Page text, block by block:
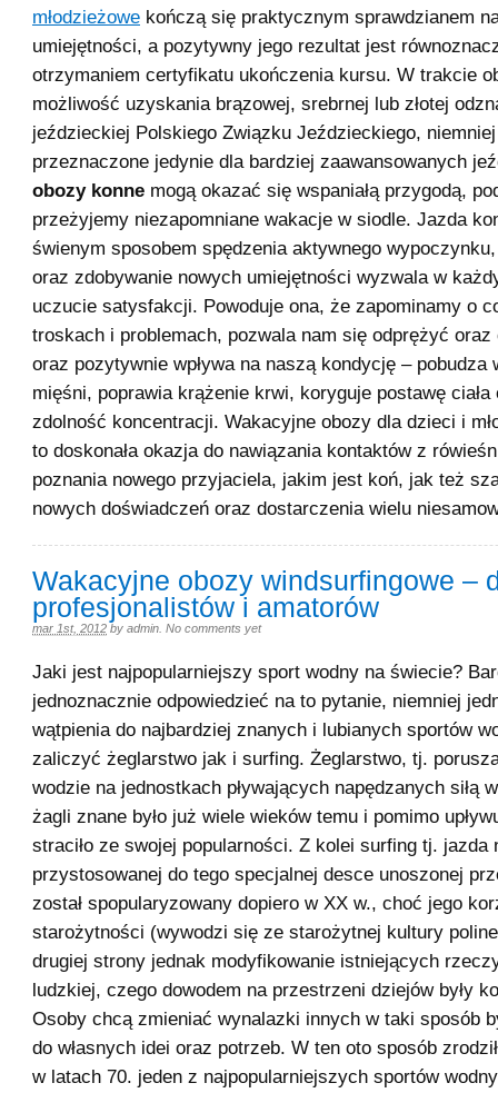
młodzieżowe kończą się praktycznym sprawdzianem
umiejętności, a pozytywny jego rezultat jest
otrzymaniem certyfikatu ukończenia kursu. W trakcie
możliwość uzyskania brązowej, srebrnej lub złotej
jeździeckiej Polskiego Związku Jeździeckiego,
przeznaczone jedynie dla bardziej zaawansowanych
obozy konne mogą okazać się wspaniałą przygodą,
przeżyjemy niezapomniane wakacje w siodle. Jazda
świenym sposobem spędzenia aktywnego
oraz zdobywanie nowych umiejętności wyzwala w
uczucie satysfakcji. Powoduje ona, że zapominamy o
troskach i problemach, pozwala nam się odprężyć
oraz pozytywnie wpływa na naszą kondycję – pobudza
mięśni, poprawia krążenie krwi, koryguje postawę ciała
zdolność koncentracji. Wakacyjne obozy dla dzieci i
to doskonała okazja do nawiązania kontaktów z
poznania nowego przyjaciela, jakim jest koń, jak też
nowych doświadczeń oraz dostarczenia wielu
Wakacyjne obozy windsurfingowe –
profesjonalistów i amatorów
mar 1st, 2012 by admin No comments yet
Jaki jest najpopularniejszy sport wodny na świecie?
jednoznacznie odpowiedzieć na to pytanie, niemniej
wątpienia do najbardziej znanych i lubianych sportów
zaliczyć żeglarstwo jak i surfing. Żeglarstwo, tj.
wodzie na jednostkach pływających napędzanych siłą
żagli znane było już wiele wieków temu i pomimo
straciło ze swojej popularności. Z kolei surfing tj. jazda
przystosowanej do tego specjalnej desce unoszonej
został spopularyzowany dopiero w XX w., choć jego
starożytności (wywodzi się ze starożytnej kultury
drugiej strony jednak modyfikowanie istniejących
ludzkiej, czego dowodem na przestrzeni dziejów były
Osoby chcą zmieniać wynalazki innych w taki sposób
do własnych idei oraz potrzeb. W ten oto sposób
w latach 70. jeden z najpopularniejszych sportów